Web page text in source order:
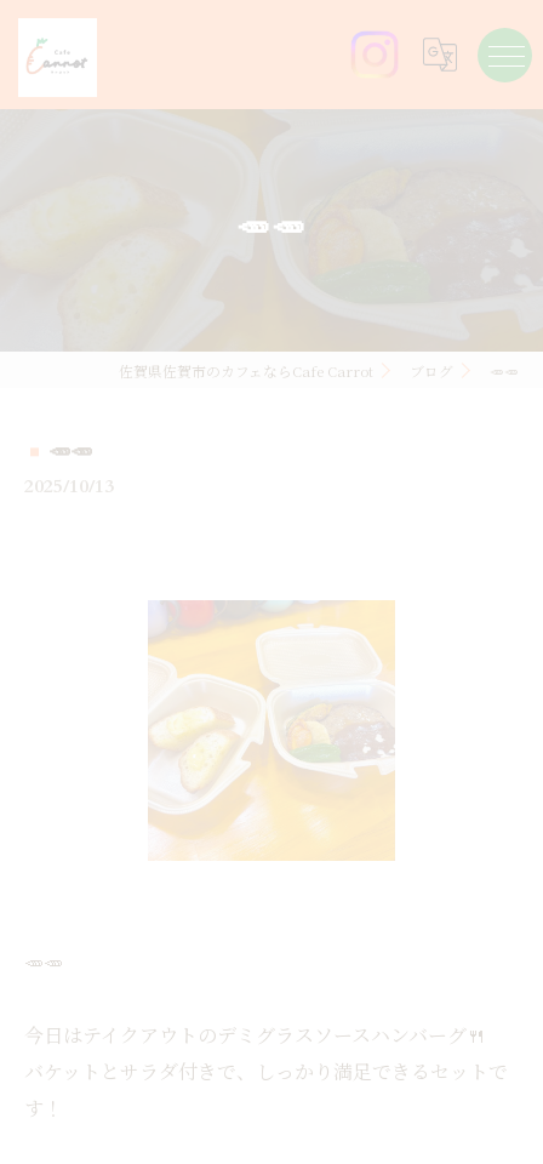
🥕🥕
佐賀県佐賀市のカフェならCafe Carrot ブログ 🥕🥕
🥕🥕
2025/10/13
🥕🥕
今日はテイクアウトのデミグラスソースハンバーグ🍴
バケットとサラダ付きで、しっかり満足できるセットで
す！